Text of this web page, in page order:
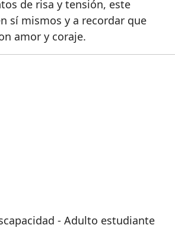
de risa y tensión, este
sí mismos y a recordar que
amor y coraje.
- Adulto estudiante